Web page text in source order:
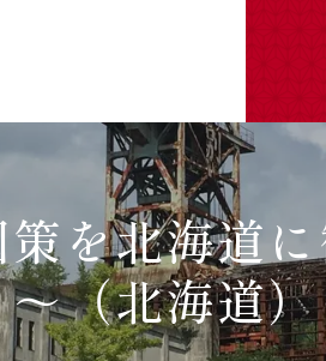
を北海道
（北海道）